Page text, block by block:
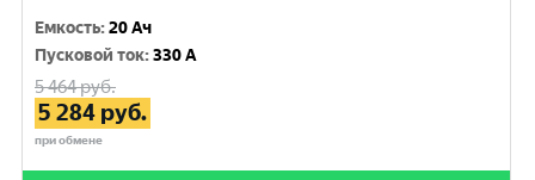
Емкость:20 Ач
Пусковой ток:330 A
5 464руб.
5 284 руб.
при обмене